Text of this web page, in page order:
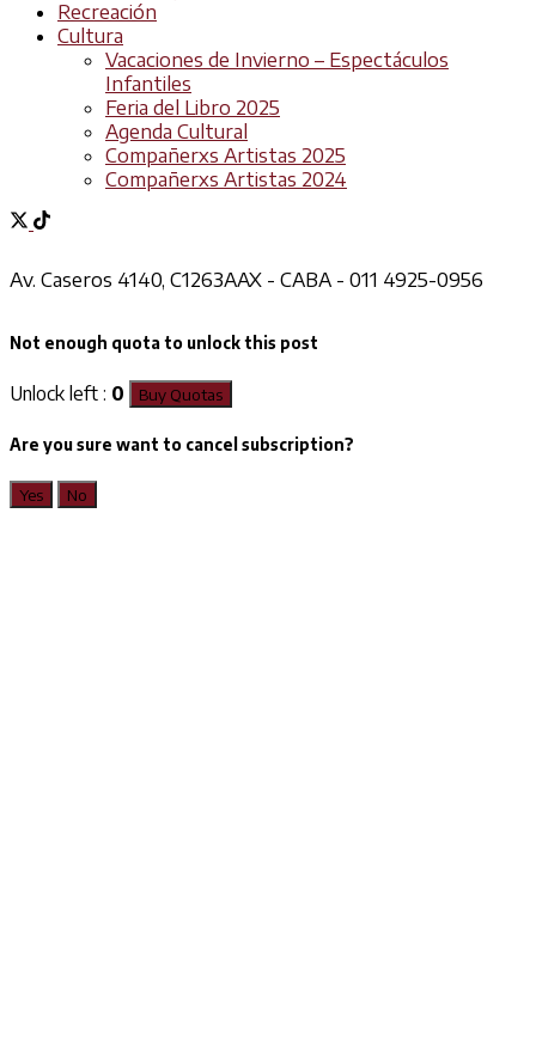
Recreación
Cultura
Vacaciones de Invierno – Espectáculos
Infantiles
Feria del Libro 2025
Agenda Cultural
Compañerxs Artistas 2025
Compañerxs Artistas 2024
Av. Caseros 4140, C1263AAX - CABA - 011 4925-0956
Not enough quota to unlock this post
Unlock left : 0 Buy Quotas
Are you sure want to cancel subscription?
Yes No